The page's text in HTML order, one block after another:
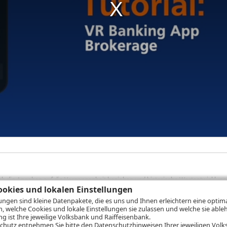
und lokalen Einstellungen
sind kleine Datenpakete, die es uns und Ihnen erleichtern eine
welche Cookies und lokale Einstellungen sie zulassen und welche sie
ist Ihre jeweilige Volksbank und Raiffeisenbank.
entnehmen Sie bitte den Datenschutzhinweisen Ihrer jeweiligen
die Angaben auf die Vergangenheit beziehen und historische
handelt es sich stets um Bruttowertangaben. Bei
die beim Erwerb von Wertpapieren in der Regel anfallen, nicht berücksichtigt.
können Sie auf den einzelnen Wertpapierseiten Ihre individuell
sämtlicher Transaktionskosten und etwaigen Depotgebühren ergibt,
steigen oder fallen.